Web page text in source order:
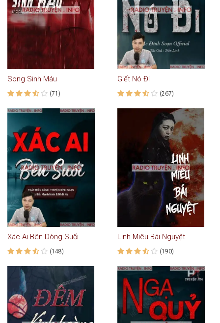
Song Sinh Máu
(71)
Giết Nó Đi
(267)
Xác Ai Bên Dòng Suối
(148)
Linh Miêu Bái Nguyệt
(190)